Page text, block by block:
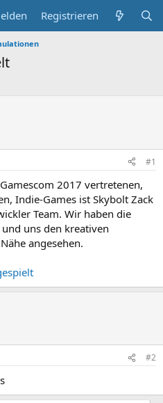
Registrieren
#1
2017 vertretenen,
Indie-Games ist Skybolt Zack
Team. Wir haben die
uns den kreativen
angesehen.
#2